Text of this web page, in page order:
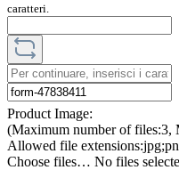
caratteri.
Product Image:
(Maximum number of
Allowed file
Choose files… No files